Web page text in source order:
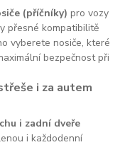
(příčníky) pro vozy
přesné kompatibilitě
vyberete nosiče, které
bezpečnost při
i za autem
i zadní dveře
i každodenní